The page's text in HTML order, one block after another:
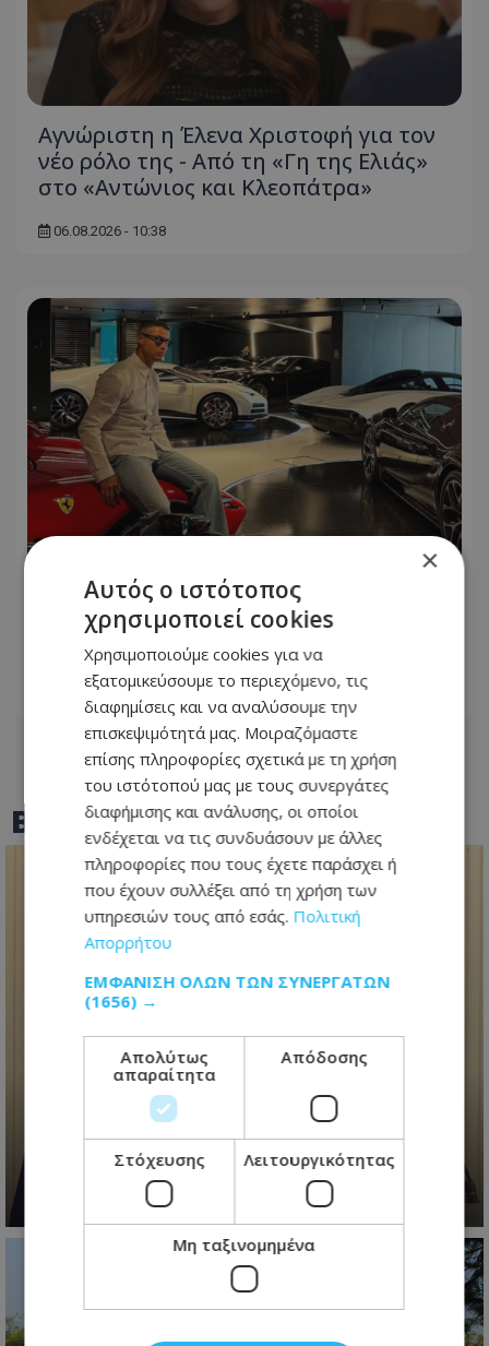
Αγνώριστη η Έλενα Χριστοφή για τον
νέο ρόλο της - Από τη «Γη της Ελιάς»
στο «Αντώνιος και Κλεοπάτρα»
06.08.2026 - 10:38
Ο Cristiano Ronaldo φωτογραφήθηκε
μπροστά από τον στόλο των
πανάκριβων αυτοκινήτων του!
06.08.2026 - 09:46
BEST OFTOTHEMAONLINE
Ανασχηματισμός με πολιτικά
μηνύματα: Ο Πρόεδρος
Χριστοδουλίδης έθεσε τον πήχη
ψηλά για τη νέα κυβέρνηση
06.08.2026 - 09:41
×
Αυτός ο ιστότοπος
χρησιμοποιεί cookies
Χρησιμοποιούμε cookies για να
εξατομικεύσουμε το περιεχόμενο, τις
διαφημίσεις και να αναλύσουμε την
επισκεψιμότητά μας. Μοιραζόμαστε
επίσης πληροφορίες σχετικά με τη χρήση
του ιστότοπού μας με τους συνεργάτες
διαφήμισης και ανάλυσης, οι οποίοι
ενδέχεται να τις συνδυάσουν με άλλες
πληροφορίες που τους έχετε παράσχει ή
που έχουν συλλέξει από τη χρήση των
υπηρεσιών τους από εσάς. Πολιτική
Απορρήτου
ΕΜΦΆΝΙΣΗ ΌΛΩΝ ΤΩΝ ΣΥΝΕΡΓΑΤΏΝ
(1656) →
Απολύτως
απαραίτητα
Απόδοσης
Στόχευσης Λειτουργικότητας
Μη ταξινομημένα